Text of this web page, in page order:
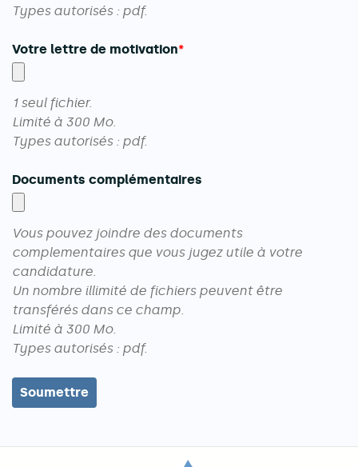
Types autorisés : pdf.
Votre lettre de motivation
1 seul fichier.
Limité à 300 Mo.
Types autorisés : pdf.
Documents complémentaires
Vous pouvez joindre des documents
complementaires que vous jugez utile à votre
candidature.
Un nombre illimité de fichiers peuvent être
transférés dans ce champ.
Limité à 300 Mo.
Types autorisés : pdf.